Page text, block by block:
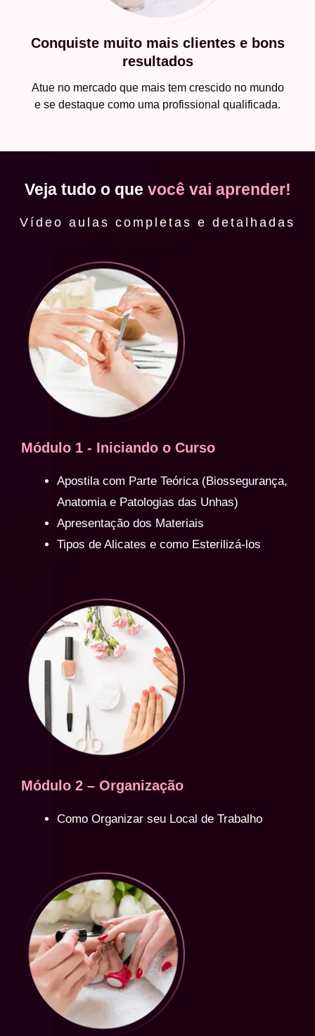
Conquiste muito mais clientes e bons
resultados
Atue no mercado que mais tem crescido no mundo
e se destaque como uma profissional qualificada.
Veja tudo o que você vai aprender!
Vídeo aulas completas e detalhadas
Módulo 1 - Iniciando o Curso
Apostila com Parte Teórica (Biossegurança,
Anatomia e Patologias das Unhas)
Apresentação dos Materiais
Tipos de Alicates e como Esterilizá-los
Módulo 2 – Organização
Como Organizar seu Local de Trabalho